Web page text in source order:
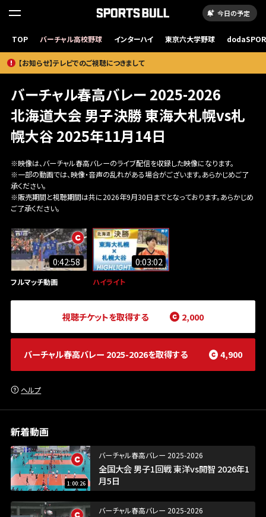
今日の予定
TOP バーチャル高校野球 インターハイ 東京六大学野球
【お知らせ】テレビでのご視聴につきまして
バーチャル春高バレー 2025-2026
北海道大会 男子決勝 東海大札幌vs札
幌大谷 2025年11月14日
※映像は、バーチャル春高バレーのライブ配信を収録した映像になります。
※一部の動画では、映像・音声の乱れがある場合がございます。あらかじめご了
承ください。
※販売期間と視聴期間は共に2026年9月30日までとなっております。あらかじめ
ご了承ください。
0:42:58
フルマッチ動画
0:03:02
ハイライト
視聴チケットを取得する 2,000
バーチャル春高バレー 2025-2026を取得する 4,900
ヘルプ
新着動画
1:00:26
バーチャル春高バレー 2025-2026
全国大会 男子1回戦 東洋vs開智 2026年1
月5日
バーチャル春高バレー 2025-2026